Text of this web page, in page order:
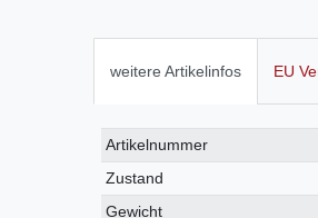
weitere Artikelinfos EU
Technisches
Merkmal
Wert
Artikelnummer
Zustand
Gewicht